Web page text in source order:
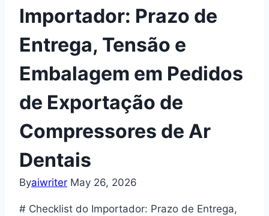
Importador: Prazo de
Entrega, Tensão e
Embalagem em Pedidos
de Exportação de
Compressores de Ar
Dentais
Byaiwriter May 26, 2026
# Checklist do Importador: Prazo de Entrega,